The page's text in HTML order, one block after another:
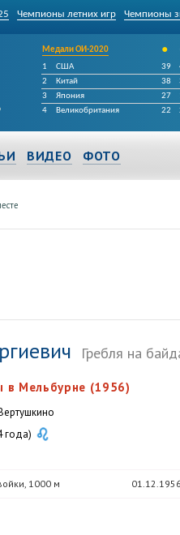
Чемпионы летних игр Чемпионы
Медали ОИ-2020 •
1
США 39
2
Китай 38
3
Япония 27
4
Великобритания 22
ВИДЕО ФОТО
Гребля на
в Мельбурне (1956)
года)
1000 м 01.12.1956